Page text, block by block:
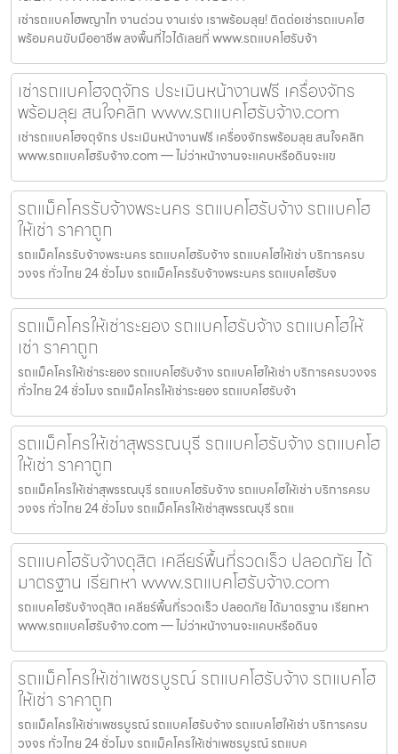
เช่ารถแบคโฮพญาไท งานด่วน งานเร่ง เราพร้อมลุย! ติดต่อเช่ารถแบคโฮ
พร้อมคนขับมืออาชีพ ลงพื้นที่ไวได้เลยที่ www.รถแบคโฮรับจ้า
เช่ารถแบคโฮจตุจักร ประเมินหน้างานฟรี เครื่องจักร
พร้อมลุย สนใจคลิก www.รถแบคโฮรับจ้าง.com
เช่ารถแบคโฮจตุจักร ประเมินหน้างานฟรี เครื่องจักรพร้อมลุย สนใจคลิก
www.รถแบคโฮรับจ้าง.com — ไม่ว่าหน้างานจะแคบหรือดินจะแข
รถแม็คโครรับจ้างพระนคร รถแบคโฮรับจ้าง รถแบคโฮ
ให้เช่า ราคาถูก
รถแม็คโครรับจ้างพระนคร รถแบคโฮรับจ้าง รถแบคโฮให้เช่า บริการครบ
วงจร ทั่วไทย 24 ชั่วโมง รถแม็คโครรับจ้างพระนคร รถแบคโฮรับจ
รถแม็คโครให้เช่าระยอง รถแบคโฮรับจ้าง รถแบคโฮให้
เช่า ราคาถูก
รถแม็คโครให้เช่าระยอง รถแบคโฮรับจ้าง รถแบคโฮให้เช่า บริการครบวงจร
ทั่วไทย 24 ชั่วโมง รถแม็คโครให้เช่าระยอง รถแบคโฮรับจ้า
รถแม็คโครให้เช่าสุพรรณบุรี รถแบคโฮรับจ้าง รถแบคโฮ
ให้เช่า ราคาถูก
รถแม็คโครให้เช่าสุพรรณบุรี รถแบคโฮรับจ้าง รถแบคโฮให้เช่า บริการครบ
วงจร ทั่วไทย 24 ชั่วโมง รถแม็คโครให้เช่าสุพรรณบุรี รถแ
รถแบคโฮรับจ้างดุสิต เคลียร์พื้นที่รวดเร็ว ปลอดภัย ได้
มาตรฐาน เรียกหา www.รถแบคโฮรับจ้าง.com
รถแบคโฮรับจ้างดุสิต เคลียร์พื้นที่รวดเร็ว ปลอดภัย ได้มาตรฐาน เรียกหา
www.รถแบคโฮรับจ้าง.com — ไม่ว่าหน้างานจะแคบหรือดินจ
รถแม็คโครให้เช่าเพชรบูรณ์ รถแบคโฮรับจ้าง รถแบคโฮ
ให้เช่า ราคาถูก
รถแม็คโครให้เช่าเพชรบูรณ์ รถแบคโฮรับจ้าง รถแบคโฮให้เช่า บริการครบ
วงจร ทั่วไทย 24 ชั่วโมง รถแม็คโครให้เช่าเพชรบูรณ์ รถแบค